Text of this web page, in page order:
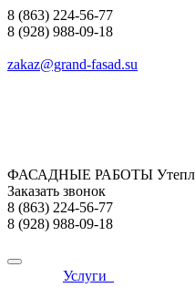
8 (863) 224-56-77
8 (928) 988-09-18
zakaz@grand-fasad.su
ФАСАДНЫЕ РАБОТЫ
Заказать звонок
8 (863) 224-56-77
8 (928) 988-09-18
Услуги